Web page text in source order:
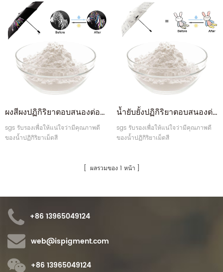
ผงสีผงปฏิกิริยาตอบสนองต่อน้ำฝนที่เป็นมิตรกับสิ่งแวดล้อม
sgs รับรองเพื่อให้แน่ใจว่ามีคุณภาพดี
ของน้ำปฏิกิริยาเม็ดสี
น้ำยับยั้งปฏิกิริยาตอบสนองต่อน้ำ
sgs รับรองเพื่อให้แน่ใจว่ามีคุณภาพดี
ของน้ำปฏิกิริยาเม็ดสี
ผลรวมของ 1 หน้า
+86 13965049124
web@ispigment.com
+86 13965049124